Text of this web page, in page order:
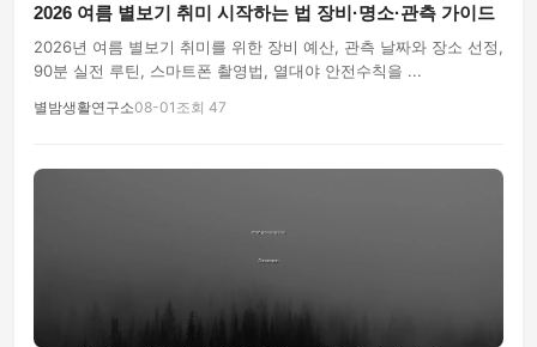
2026 여름 별보기 취미 시작하는 법 장비·명소·관측 가이드
2026년 여름 별보기 취미를 위한 장비 예산, 관측 날짜와 장소 선정,
90분 실전 루틴, 스마트폰 촬영법, 열대야 안전수칙을 ...
별밤생활연구소08-01 조회 47